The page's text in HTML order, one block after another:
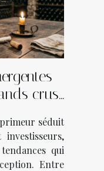
crus
séduit
qui
Entre